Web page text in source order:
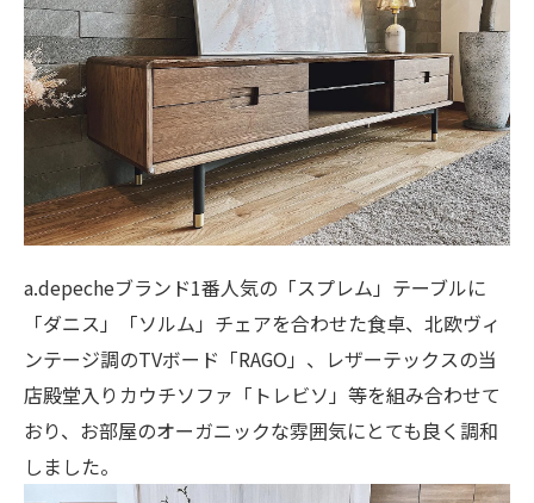
a.depecheブランド1番人気の「スプレム」テーブルに
「ダニス」「ソルム」チェアを合わせた食卓、北欧ヴィ
ンテージ調のTVボード「RAGO」、レザーテックスの当
店殿堂入りカウチソファ「トレビソ」等を組み合わせて
おり、お部屋のオーガニックな雰囲気にとても良く調和
しました。